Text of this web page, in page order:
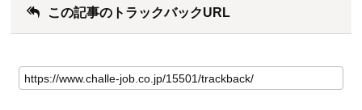
この記事のトラックバックURL
の
記